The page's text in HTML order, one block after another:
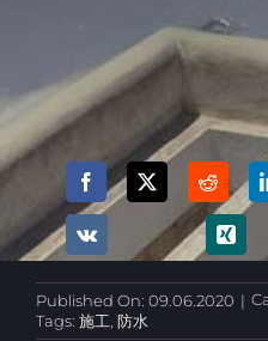
Published On: 09.06.2020 |
Tags: 施工 防水